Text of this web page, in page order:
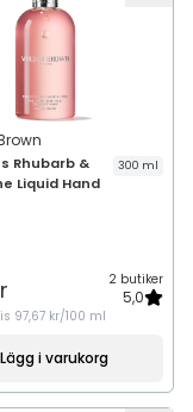
Rhubarb &
Liquid Hand
300 ml
2 butiker
5,0
97,67 kr/100 ml
Lägg i varukorg